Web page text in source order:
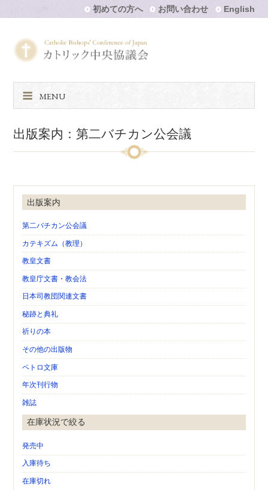
初めての方へ お問い合わせ English
MENU
出版案内：第二バチカン公会議
出版案内
第二バチカン公会議
カテキズム（教理）
教皇文書
教皇庁文書・教会法
日本司教団関連文書
秘跡と典礼
祈りの本
その他の出版物
ペトロ文庫
年次刊行物
雑誌
在庫状況で絞る
発売中
入庫待ち
在庫切れ